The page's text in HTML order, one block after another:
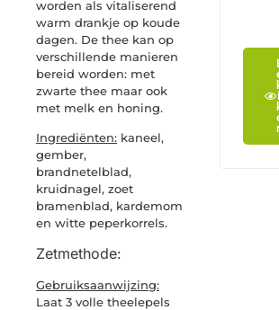
worden als vitaliserend
warm drankje op koude
dagen. De thee kan op
verschillende manieren
bereid worden: met
zwarte thee maar ook
met melk en honing.
Ingrediënten: kaneel,
gember,
brandnetelblad,
kruidnagel, zoet
bramenblad, kardemom
en witte peperkorrels.
Zetmethode:
Gebruiksaanwijzing:
Laat 3 volle theelepels